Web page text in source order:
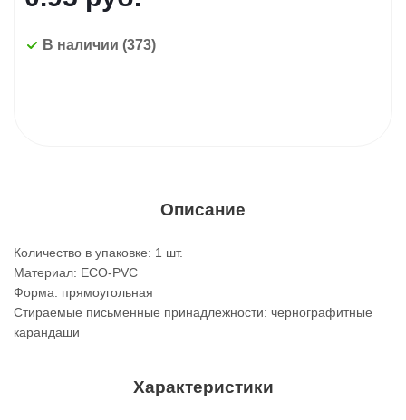
В наличии (373)
Описание
Количество в упаковке: 1 шт.
Материал: ECO-PVC
Форма: прямоугольная
Стираемые письменные принадлежности: чернографитные
карандаши
Характеристики